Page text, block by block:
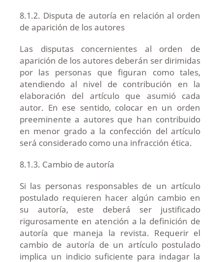
8.1.2. Disputa de autoría en relación al orden
de aparición de los autores
Las disputas concernientes al orden de
aparición de los autores deberán ser dirimidas
por las personas que figuran como tales,
atendiendo al nivel de contribución en la
elaboración del artículo que asumió cada
autor. En ese sentido, colocar en un orden
preeminente a autores que han contribuido
en menor grado a la confección del artículo
será considerado como una infracción ética.
8.1.3. Cambio de autoría
Si las personas responsables de un artículo
postulado requieren hacer algún cambio en
su autoría, este deberá ser justificado
rigurosamente en atención a la definición de
autoría que maneja la revista. Requerir el
cambio de autoría de un artículo postulado
implica un indicio suficiente para indagar la